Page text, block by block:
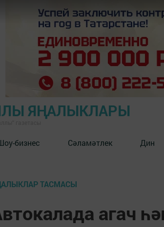
ЯҢАЛЫКЛАРЫ
бизнес Сәламәтлек Дин
ТАСМАСЫ
агач